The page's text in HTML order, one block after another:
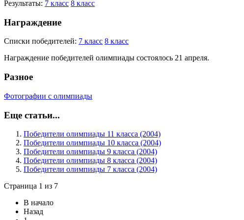
Результаты: 7 класс 8 класс
Награждение
Списки победителей: 7 класс 8 класс
Награждение победителей олимпиады состоялось 21 апреля.
Разное
Фотографии с олимпиады
Еще статьи...
Победители олимпиады 11 класса (2004)
Победители олимпиады 10 класса (2004)
Победители олимпиады 9 класса (2004)
Победители олимпиады 8 класса (2004)
Победители олимпиады 7 класса (2004)
Страница 1 из 7
В начало
Назад